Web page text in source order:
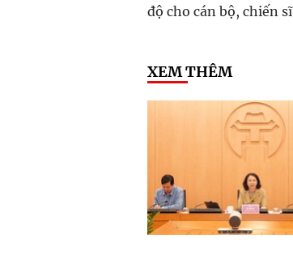
độ cho cán bộ, chiến sĩ
XEM THÊM